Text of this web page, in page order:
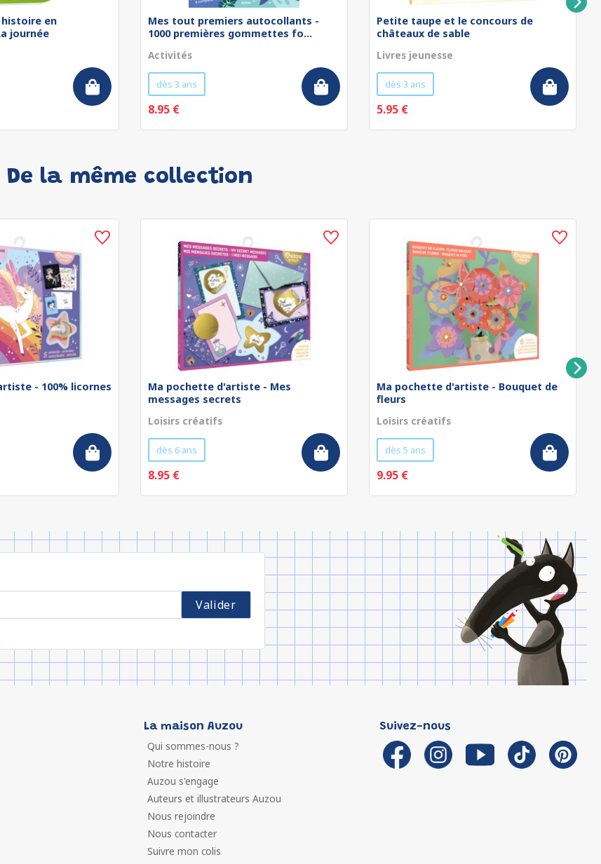
en
journée
Mes tout premiers autocollants -
1000 premières gommettes fo...
Activités
dès 3 ans
8.95 €
Petite taupe et le concours de
châteaux de sable
Livres jeunesse
dès 3 ans
5.95 €
De la même collection
- 100% licornes
Ma pochette d'artiste - Mes
messages secrets
Loisirs créatifs
dès 6 ans
8.95 €
Ma pochette d'artiste - Bouquet de
fleurs
Loisirs créatifs
dès 5 ans
9.95 €
La maison Auzou
Qui sommes-nous ?
Notre histoire
Auzou s'engage
Auteurs et illustrateurs Auzou
Nous rejoindre
Nous contacter
Suivre mon colis
Suivez-nous